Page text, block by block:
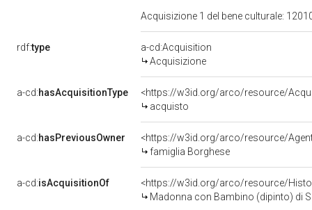
Acquisizione 1 del bene culturale:
rdf:type
a-cd:Acquisition
Acquisizione
a-cd:hasAcquisitionType
<https://w3id.org/arco/resource/
acquisto
a-cd:hasPreviousOwner
<https://w3id.org/arco/resource/
famiglia Borghese
a-cd:isAcquisitionOf
<https://w3id.org/arco/resource/
Madonna con Bambino (dipinto) di